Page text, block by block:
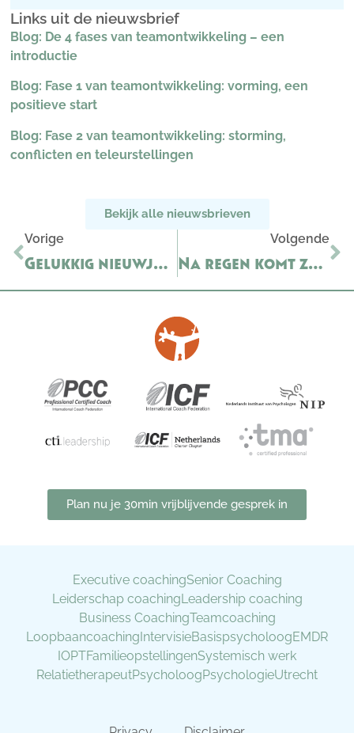
Links uit de nieuwsbrief
Blog: De 4 fases van teamontwikkeling – een
introductie
Blog: Fase 1 van teamontwikkeling: vorming, een
positieve start
Blog: Fase 2 van teamontwikkeling: storming,
conflicten en teleurstellingen
Bekijk alle nieuwsbrieven
Vorige
Gelukkig nieuwjaar!
Volgende
Na regen komt zonneschijn, hoe jij als leider jouw team verder kunt helpen in hun ontwikkeling
Plan nu je 30min vrijblijvende gesprek in
Executive coachingSenior Coaching
Leiderschap coachingLeadership coaching
Business CoachingTeamcoaching
LoopbaancoachingIntervisieBasispsycholoogEMDR
IOPTFamilieopstellingenSystemisch werk
RelatietherapeutPsycholoogPsychologieUtrecht